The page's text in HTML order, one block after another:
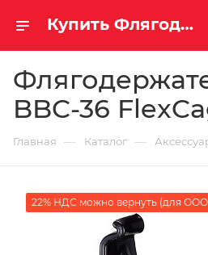
Купить Флягодержатель BBB BBC-36 FlexCage за рублей, а со скидкой
BBC-36
Главная — Каталог —
22% НДС можно вернуть (для